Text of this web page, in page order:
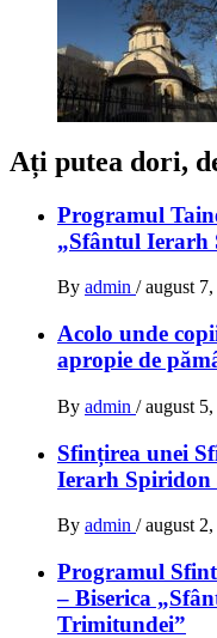
Ați putea dori,
Programul
„Sfântul
By admin / august
Acolo unde
apropie de
By admin / august
Sfințirea unei
Ierarh
By admin / august
Programul
– Biserica
Trimitundei”